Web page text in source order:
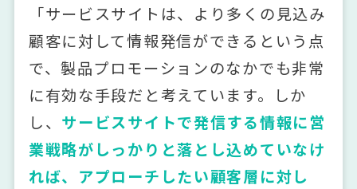
「サービスサイトは、より多くの見込み
顧客に対して情報発信ができるという点
で、製品プロモーションのなかでも非常
に有効な手段だと考えています。しか
し、 サービスサイトで発信する情報に営
業戦略がしっかりと落とし込めていなけ
れば、アプローチしたい顧客層に対し